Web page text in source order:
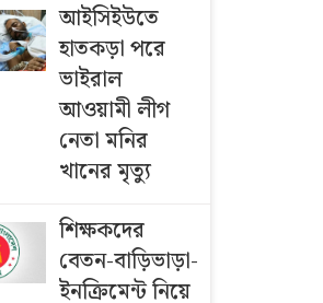
আইসিইউতে
হাতকড়া পরে
ভাইরাল
আওয়ামী লীগ
নেতা মনির
খানের মৃত্যু
শিক্ষকদের
বেতন-বাড়িভাড়া-
ইনক্রিমেন্ট নিয়ে